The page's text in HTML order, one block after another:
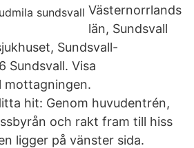
Västernorrlands
län, Sundsvall
Sundsvall-
Sundsvall. Visa
mottagningen.
hit: Genom huvudentrén,
och rakt fram till hiss
ligger på vänster sida.